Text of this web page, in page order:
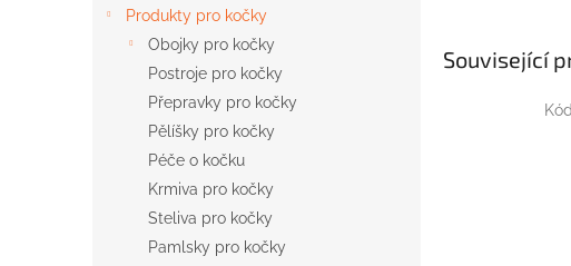
Produkty pro kočky
Obojky pro kočky
Postroje pro kočky
Přepravky pro kočky
Pělíšky pro kočky
Péče o kočku
Krmiva pro kočky
Steliva pro kočky
Pamlsky pro kočky
Související